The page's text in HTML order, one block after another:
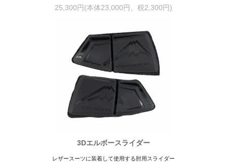
25,300円(本体23,000円、税2,300円)
3Dエルボースライダー
レザースーツに装着して使用する肘用スライダー